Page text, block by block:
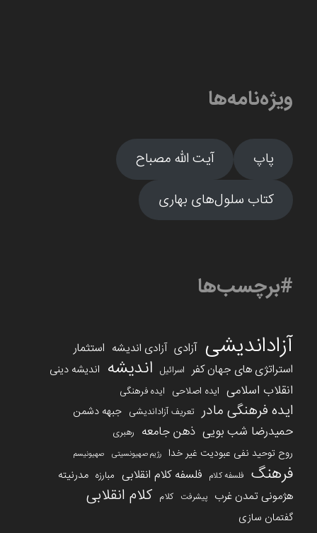
ویژه‌نامه‌ها
پاپ
آیت الله مصباح
کتاب سلول‌های بهاری
#برچسب‌ها
آزاداندیشی آزادی آزادی اندیشه استثمار
استراتژی های جهان کفر اسرائیل اندیشه اندیشه دینی
انقلاب اسلامی ایده اصلاحی ایده فرهنگی
ایده فرهنگی مادر تعریف آزاداندیشی جبهه دشمن
حمیدرضا شب بویی ذهن جامعه رهبری
روح توحید نفی عبودیت غیر خدا رژیم صهیونسیتی صهیونیسم
فرهنگ فلسفه کلام فلسفه کلام انقلابی مبارزه مدرنیته
هژمونی تمدن غرب پیشرفت کلام کلام انقلابی
گفتمان سازی